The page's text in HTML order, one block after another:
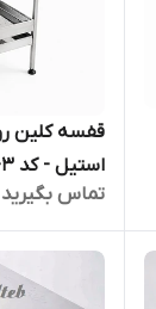
قفسه کلین
استیل - کد 3-MHT22
تماس بگیرید